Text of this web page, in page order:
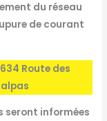
du réseau
de courant
Route des
seront informées